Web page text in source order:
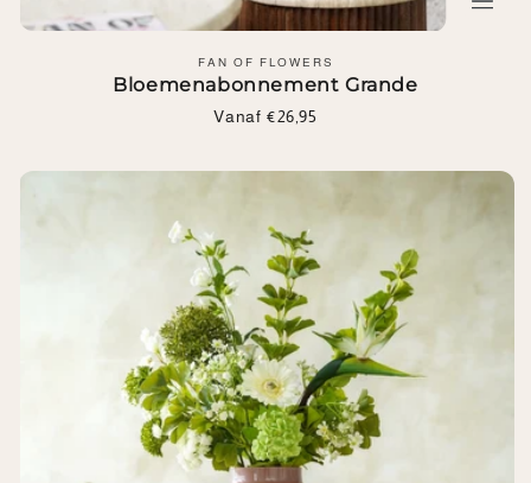
Leverancier:
FAN OF FLOWERS
Bloemenabonnement Grande
Normale
Vanaf €26,95